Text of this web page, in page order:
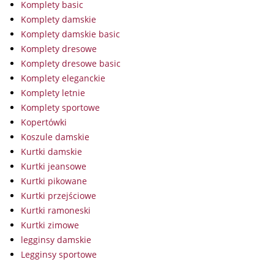
Komplety basic
Komplety damskie
Komplety damskie basic
Komplety dresowe
Komplety dresowe basic
Komplety eleganckie
Komplety letnie
Komplety sportowe
Kopertówki
Koszule damskie
Kurtki damskie
Kurtki jeansowe
Kurtki pikowane
Kurtki przejściowe
Kurtki ramoneski
Kurtki zimowe
legginsy damskie
Legginsy sportowe